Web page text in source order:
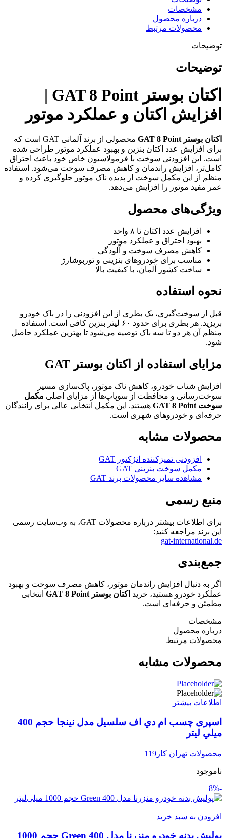
مشخصات
درباره محصول
محصولات مرتبط
توضیحات
توضیحات
اکتان بوستر GAT 8 Point |
افزایش اکتان و عملکرد موتور
اکتان بوستر GAT 8 Point
محصولی از برند آلمانی GAT است که
برای افزایش عدد اکتان بنزین و بهبود عملکرد موتور طراحی شده
است. این افزودنی سوخت با فرمولاسیون خاص خود باعث احتراق
کامل‌تر، افزایش راندمان و کاهش مصرف سوخت می‌شود. استفاده
منظم از این مکمل سوخت از پدیده ناک موتور جلوگیری کرده و
عمر مفید موتور را افزایش می‌دهد.
ویژگی‌های محصول
افزایش عدد اکتان تا ۸ واحد
بهبود احتراق و عملکرد موتور
کاهش مصرف سوخت و آلودگی
مناسب برای خودروهای بنزینی و توربوشارژ
ساخت کشور آلمان، با کیفیت بالا
نحوه استفاده
قبل از سوخت‌گیری، یک بطری از این افزودنی را در باک خودرو
بریزید. هر بطری برای حدود ۶۰ لیتر بنزین کافی است. استفاده
منظم آن هر دو تا سه باک توصیه می‌شود تا بهترین عملکرد حاصل
شود.
مزایای استفاده از اکتان بوستر GAT
افزایش شتاب خودرو، کاهش ناک موتور، پاک‌سازی مسیر
سوخت‌رسانی و محافظت از سوپاپ‌ها از مزایای اصلی مکمل
سوخت GAT 8 Point
هستند. این مکمل انتخابی عالی برای رانندگان
حرفه‌ای و خودروهای شهری است.
محصولات مشابه
افزودنی تمیزکننده انژکتور GAT
مکمل سوخت بنزینی GAT
مشاهده سایر محصولات برند GAT
منبع رسمی
برای اطلاعات بیشتر درباره محصولات GAT، به وب‌سایت رسمی
این برند مراجعه کنید:
gat-international.de
جمع‌بندی
اگر به دنبال افزایش راندمان موتور، کاهش مصرف سوخت و بهبود
عملکرد خودرو هستید، خرید اکتان بوستر GAT 8 Point
انتخابی
مطمئن و حرفه‌ای است.
مشخصات
درباره محصول
محصولات مرتبط
محصولات مشابه
اطلاعات بیشتر
اسپری چسب ام دي اف سلسیل مدل نينجا حجم 400
ميلي ليتر
محصولات تهران کار119
ناموجود
-8%
افزودن به سبد خرید